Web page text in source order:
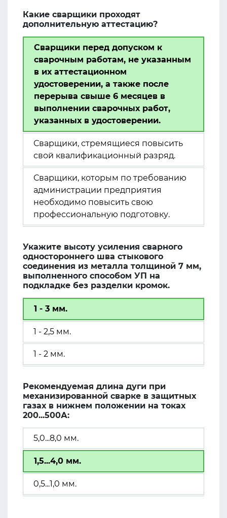
Какие сварщики проходят
дополнительную аттестацию?
Сварщики перед допуском к
сварочным работам, не указанным
в их аттестационном
удостоверении, а также после
перерыва свыше 6 месяцев в
выполнении сварочных работ,
указанных в удостоверении.
Сварщики, стремящиеся повысить
свой квалификационный разряд.
Сварщики, которым по требованию
администрации предприятия
необходимо повысить свою
профессиональную подготовку.
Укажите высоту усиления сварного
одностороннего шва стыкового
соединения из металла толщиной 7 мм,
выполненного способом УП на
подкладке без разделки кромок.
1 - 3 мм.
1 - 2,5 мм.
1 - 2 мм.
Рекомендуемая длина дуги при
механизированной сварке в защитных
газах в нижнем положении на токах
200...500А:
5,0...8,0 мм.
1,5...4,0 мм.
0,5...1,0 мм.